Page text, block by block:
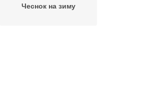
Чеснок на зиму